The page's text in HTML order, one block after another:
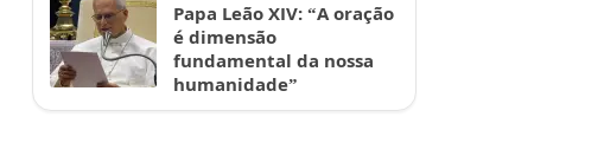
Papa Leão XIV: “A oração
é dimensão
fundamental da nossa
humanidade”